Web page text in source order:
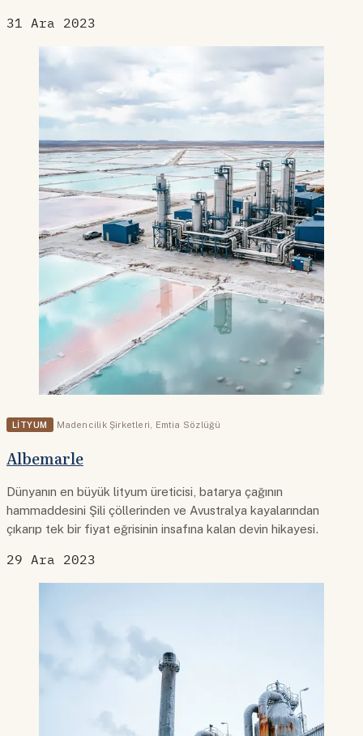
31 Ara 2023
LITYUM Madencilik Şirketleri Emtia Sözlüğü
Albemarle
Dünyanın en büyük lityum üreticisi, batarya çağının
hammaddesini Şili çöllerinden ve Avustralya kayalarından
çıkarıp tek bir fiyat eğrisinin insafına kalan devin hikayesi.
29 Ara 2023